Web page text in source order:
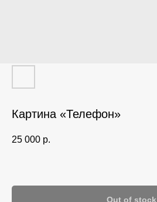
Картина «‎Телефон»‎
25 000 р.
Out of stock